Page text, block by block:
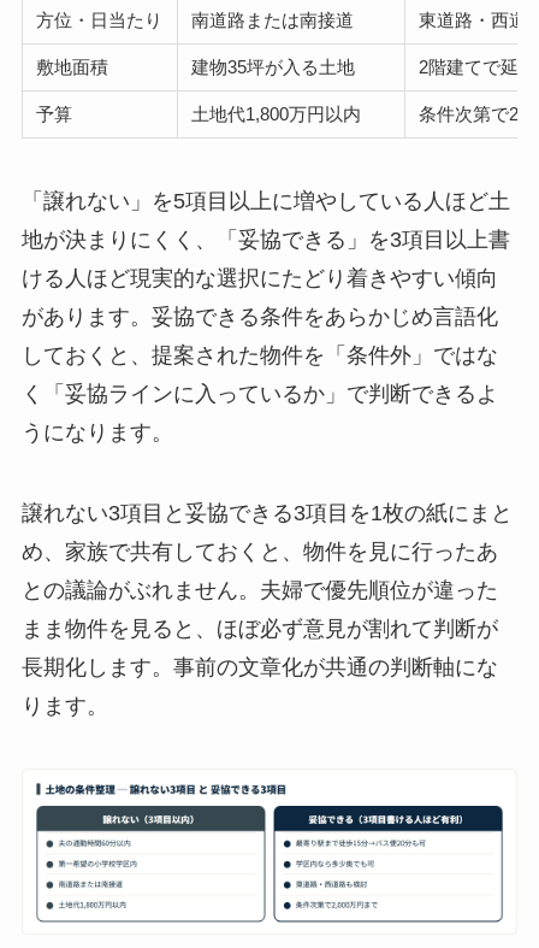
方位・日当たり 南道路または南接道 東道路・西道
敷地面積 建物35坪が入る土地 2階建てで延
予算 土地代1,800万円以内 条件次第で
「譲れない」を5項目以上に増やしている人ほど土
地が決まりにくく、「妥協できる」を3項目以上書
ける人ほど現実的な選択にたどり着きやすい傾向
があります。妥協できる条件をあらかじめ言語化
しておくと、提案された物件を「条件外」ではな
く「妥協ラインに入っているか」で判断できるよ
うになります。
譲れない3項目と妥協できる3項目を1枚の紙にまと
め、家族で共有しておくと、物件を見に行ったあ
との議論がぶれません。夫婦で優先順位が違った
まま物件を見ると、ほぼ必ず意見が割れて判断が
長期化します。事前の文章化が共通の判断軸にな
ります。